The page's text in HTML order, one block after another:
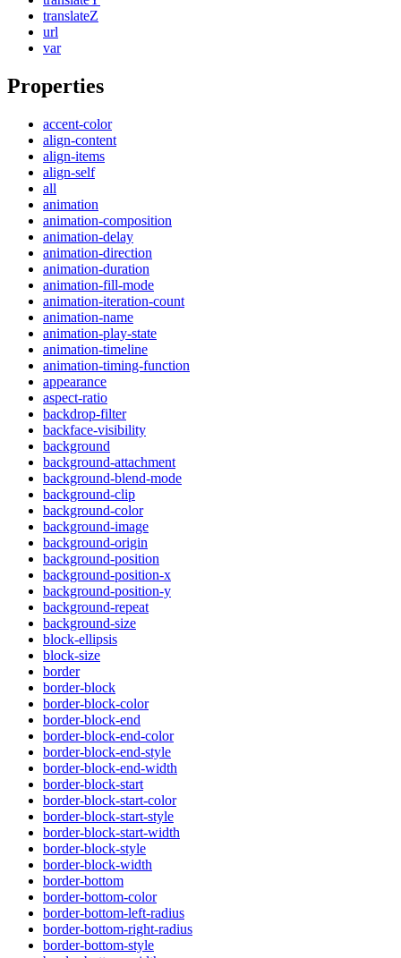
translateZ
url
var
Properties
accent-color
align-content
align-items
align-self
all
animation
animation-composition
animation-delay
animation-direction
animation-duration
animation-fill-mode
animation-iteration-count
animation-name
animation-play-state
animation-timeline
animation-timing-function
appearance
aspect-ratio
backdrop-filter
backface-visibility
background
background-attachment
background-blend-mode
background-clip
background-color
background-image
background-origin
background-position
background-position-x
background-position-y
background-repeat
background-size
block-ellipsis
block-size
border
border-block
border-block-color
border-block-end
border-block-end-color
border-block-end-style
border-block-end-width
border-block-start
border-block-start-color
border-block-start-style
border-block-start-width
border-block-style
border-block-width
border-bottom
border-bottom-color
border-bottom-left-radius
border-bottom-right-radius
border-bottom-style